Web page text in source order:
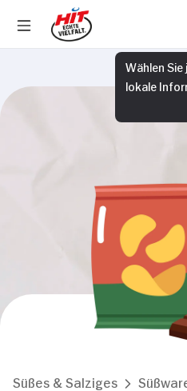
Wählen
lokale
Süßes & Salziges